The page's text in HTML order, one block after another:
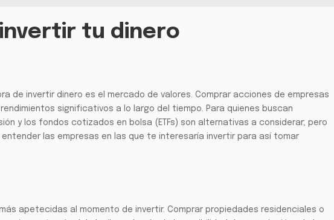
tu dinero
de invertir dinero es el mercado de valores. Comprar acciones de empresas
significativos a lo largo del tiempo. Para quienes buscan
y los fondos cotizados en bolsa (ETFs) son alternativas a considerar; pero
las empresas en las que te interesaría invertir para así tomar
apetecidas al momento de invertir. Comprar propiedades residenciales o